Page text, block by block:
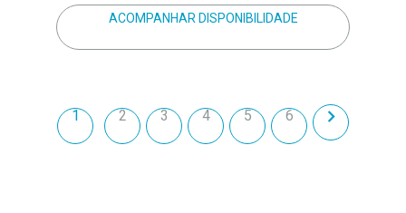
ACOMPANHAR DISPONIBILIDADE
1 2 3 4 5 6